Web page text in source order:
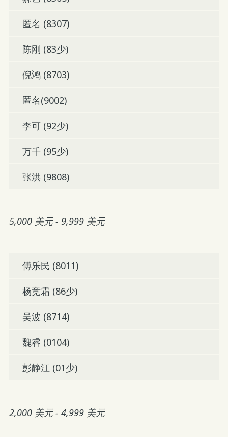
匿名 (8307)
陈刚 (83少)
倪鸿 (8703)
匿名(9002)
李可 (92少)
万千 (95少)
张洪 (9808)
5,000 美元 - 9,999 美元
傅乐民 (8011)
杨竞霜 (86少)
吴波 (8714)
魏睿 (0104)
彭静江 (01少)
2,000 美元 - 4,999 美元